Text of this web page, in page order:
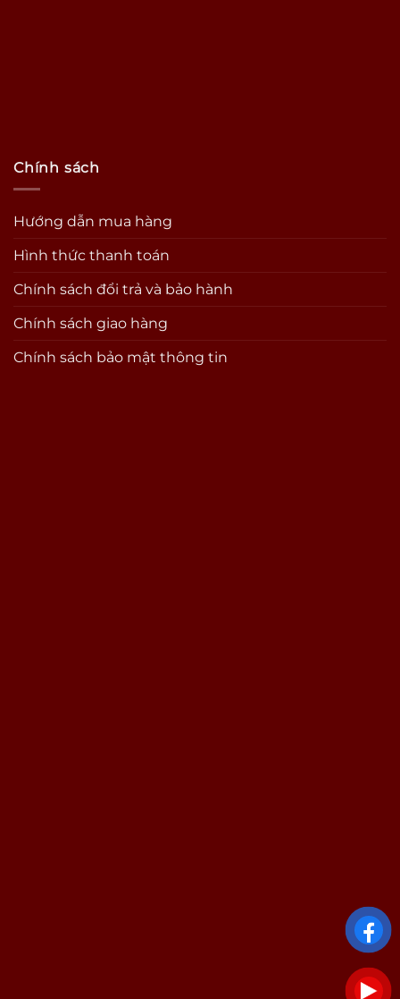
Chính sách
Hướng dẫn mua hàng
Hình thức thanh toán
Chính sách đổi trả và bảo hành
Chính sách giao hàng
Chính sách bảo mật thông tin